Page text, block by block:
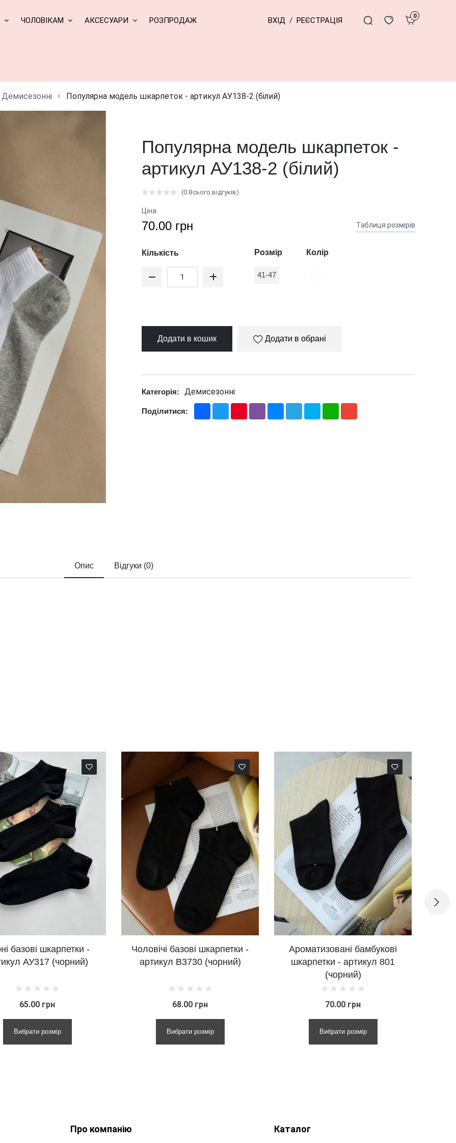
ВХІД / РЕЄСТРАЦІЯ 0
ЧОЛОВІКАМ АКСЕСУАРИ РОЗПРОДАЖ
Демисезонні Популярна модель шкарпеток - артикул АУ138-2 (білий)
Популярна модель шкарпеток -
артикул АУ138-2 (білий)
(0 Всього відгуків)
Ціна
70.00 грн Таблиця розмірів
Кількість Розмір
41-47
Колір
Додати в кошик Додати в обрані
Категорія: Демисезонні
Поділитися: Facebook
TwitterPinterestViber Messenger
TelegramSkypeWhatsApp
Опис Відгуки (0)
Чоловічі базові шкарпетки -
артикул В3730 (чорний)
Ароматизовані бамбукові
шкарпетки - артикул 801
Чорні базові шкарпетки -
артикул 2380 (чорний)
Про компанію Каталог